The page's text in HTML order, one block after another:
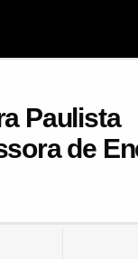
Paulista
de